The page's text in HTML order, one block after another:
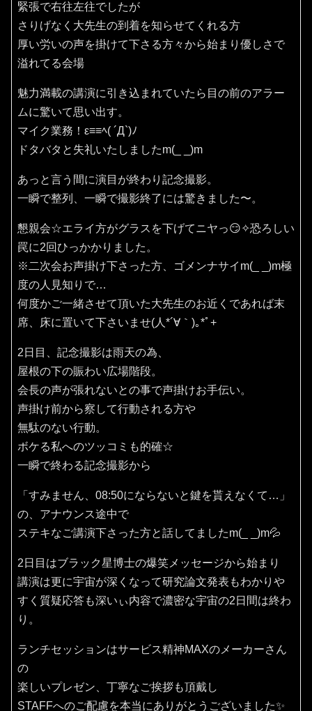
緊張で右往左往でしたが
さりげなく大先生の到着を知らせてくれる方
厚い労いの声を掛けて下さる方々から始まり優しさで
溢れてる会場
魅力満載の講演に引き込まれていたら目の前のアラー
ムに驚いて思い出す。
マイク業務！ε≡≡ﾍ( ´Д`)ﾉ
ドタバタと失礼いたしましたm(_ _)m
あっと言う間に演目が終わり記念撮影。
一瞬で整列、一瞬で撮影終了には驚きました〜。
懇親会☆エライ方がグラスを下げてニヤっ😏✧恐ろしい
罠に2回ひっかかりました。
※二次会お声掛け下さった方、ゴメンナサイm(_ _)m極
度の人見知りで…
何度かご一緒させて頂いた大先生のお近くであれば末
席、床に置いて下さいませ(⁠人⁠*⁠´⁠∀⁠｀⁠)⁠｡⁠*ﾟ⁠+
2日目、記念撮影は雨天の為、
屋根の下の賑わい広場階段。
会長の声が張れないとの事で声掛けお手伝い。
声掛け前から察して行動される方や
無駄のない行動。
ボケる私へのツッコミも的確☆
一瞬で終わる記念撮影から
「すみません、08:50にならないと鍵を貰えなくて…」
の、アナウンス途中で
ステキなご講演下さった方と話してましたm(_ _)m💦
2日目はブラック星博士の爆笑メッセージから始まり
講演は更に宇宙が深くなって研究論文発表もわかりや
すく質疑応答も深いぃ内容で濃密な宇宙の2日間は終わ
り。
ランチセッションはサービス精神MAXのメーカーさん
の
楽しいプレゼン、丁寧なご挨拶も頂戴し
STAFFへのご配慮を本当にありがとうございました✨